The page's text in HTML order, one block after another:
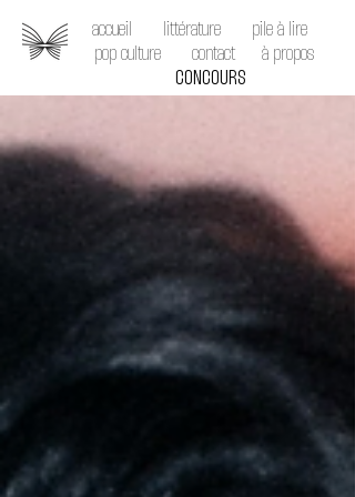
accueil littérature
pile à lire
pop culture
contact
à propos
CONCOURS